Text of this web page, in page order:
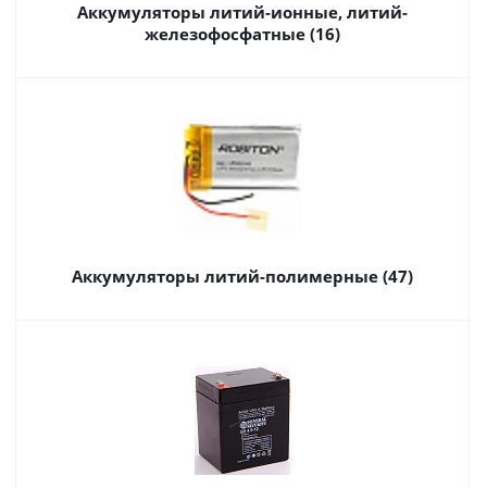
Аккумуляторы литий-ионные, литий-
железофосфатные (16)
Аккумуляторы литий-полимерные (47)